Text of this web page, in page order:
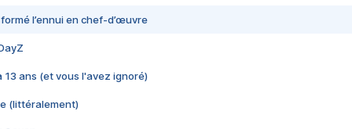
l’ennui en chef-d’œuvre
13 ans (et vous l'avez ignoré)
(littéralement)